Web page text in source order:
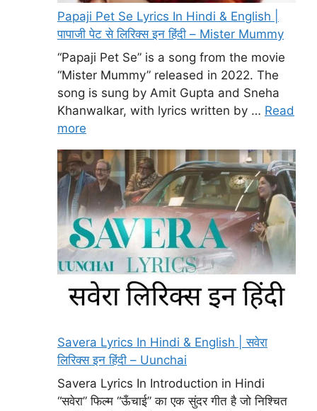
Papaji Pet Se Lyrics In Hindi & English |
पापाजी पेट से लिरिक्स इन हिंदी – Mister Mummy
“Papaji Pet Se” is a song from the movie
“Mister Mummy” released in 2022. The
song is sung by Amit Gupta and Sneha
Khanwalkar, with lyrics written by … Read
more
Savera Lyrics In Hindi & English | सवेरा
लिरिक्स इन हिंदी – Uunchai
Savera Lyrics In Introduction in Hindi
“सवेरा” फिल्म “ऊँचाई” का एक सुंदर गीत है जो निश्चित